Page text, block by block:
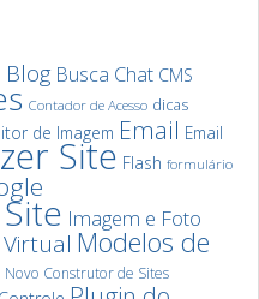
Blog Busca Chat CMS
Contador de Acesso dicas
de Imagem Email Email
Site Flash formulário
Imagem e Foto
Virtual Modelos de
Novo Construtor de Sites